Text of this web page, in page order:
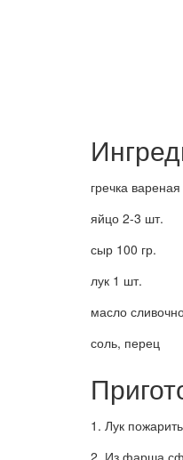
гречка вареная
яйцо 2-3 шт.
сыр 100 гр.
лук 1 шт.
масло
соль, перец
1. Лук